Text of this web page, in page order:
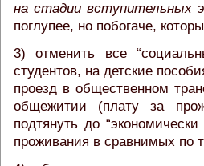
на стадии вступительных
поглупее, но побогаче,
3) отменить все
студентов, на детские
проезд в общественном
общежитии (плату за
подтянуть до
проживания в сравнимых по